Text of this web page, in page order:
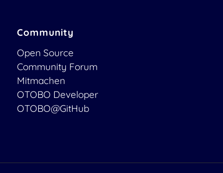
Community
Open Source
Community Forum
Mitmachen
OTOBO Developer
OTOBO@GitHub